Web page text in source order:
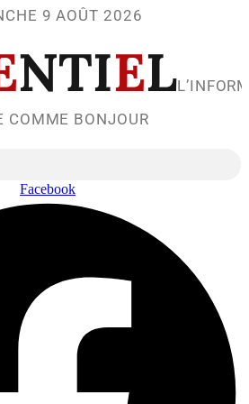
9 AOÛT 2026
NTIEL
COMME BONJOUR
Facebook